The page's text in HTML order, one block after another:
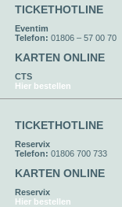
TICKETHOTLINE
Eventim
Telefon: 01806 – 57 00 70
KARTEN ONLINE
CTS
Hier bestellen
TICKETHOTLINE
Reservix
Telefon: 01806 700 733
KARTEN ONLINE
Reservix
Hier bestellen